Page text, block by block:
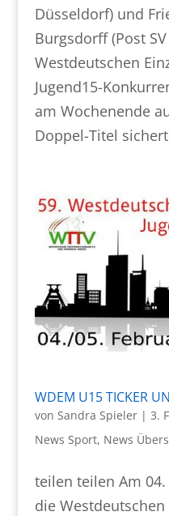
Düsseldorf) und
Burgsdorff (Post
Westdeutschen
Jugend15-
am Wochenende
Doppel-Titel
WDEM U15 TICKER
von Sandra Spieler| 3.
News Sport, News
teilen teilen Am
die